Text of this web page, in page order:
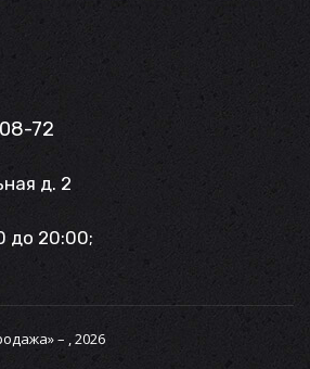
72
д. 2
до 20:00;
– , 2026